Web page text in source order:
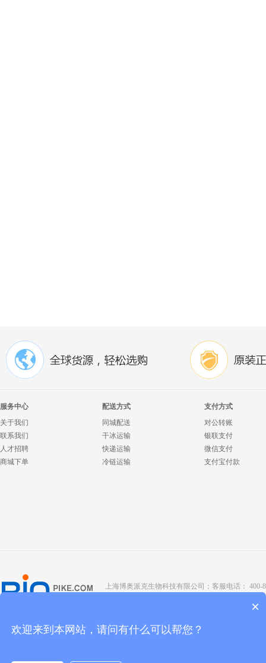
服务中心
关于我们
联系我们
人才招聘
商城下单
配送方式
同城配送
干冰运输
快递运输
冷链运输
支付方式
对公转账
银联支付
微信支付
支付宝付款
上海博奥派克生物科技有限公司；客服电话： 400-
京ICP备
×
欢迎来到本网站，请问有什么可以帮您？